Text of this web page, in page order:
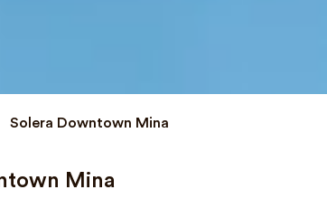
Solera Downtown Mina
Mina